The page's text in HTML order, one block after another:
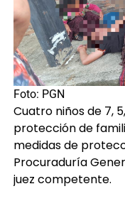
Foto: PGN
Cuatro niños de 7,
protección de
medidas de
Procuraduría
juez competente.